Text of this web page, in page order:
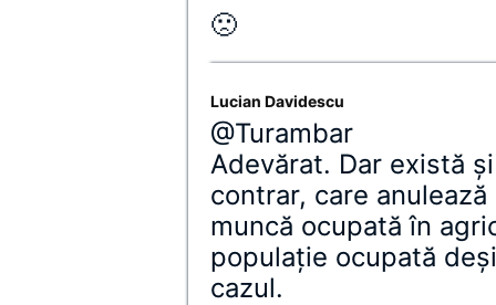
🙁
Lucian Davidescu
@Turambar
Adevărat. Dar există
contrar, care
muncă ocupată în
populaţie ocupată
cazul.